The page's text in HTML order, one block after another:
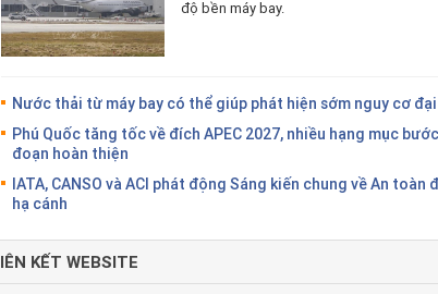
độ bền máy bay.
Nước thải từ máy bay có thể giúp phát hiện sớm nguy cơ
Phú Quốc tăng tốc về đích APEC 2027, nhiều hạng mục
đoạn hoàn thiện
IATA, CANSO và ACI phát động Sáng kiến chung về An toàn
hạ cánh
KẾT WEBSITE